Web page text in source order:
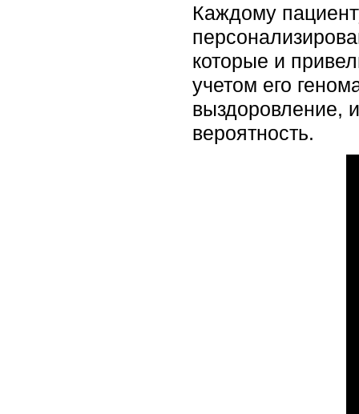
Каждому
которые и
учетом его
выздоровление,
вероятность.